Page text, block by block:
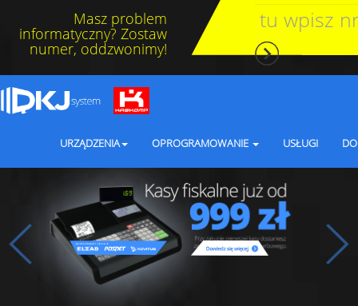
Masz problem
informatyczny? Zostaw
numer, oddzwonimy!
URZĄDZENIA OPROGRAMOWANIE USŁUGI